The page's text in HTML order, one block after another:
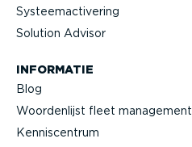
Systeem­ac­ti­vering
Solution Advisor
INFORMATIE
Blog
Woorden­lijst fleet management
Kennis­centrum